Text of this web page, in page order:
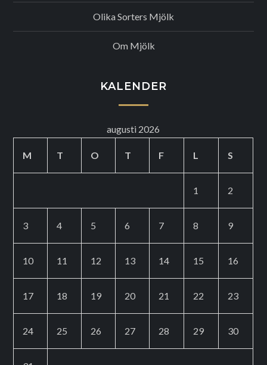
Olika Sorters Mjölk
Om Mjölk
KALENDER
augusti 2026
M T O T F L S
1 2
3 4 5 6 7 8 9
10 11 12 13 14 15 16
17 18 19 20 21 22 23
24 25 26 27 28 29 30